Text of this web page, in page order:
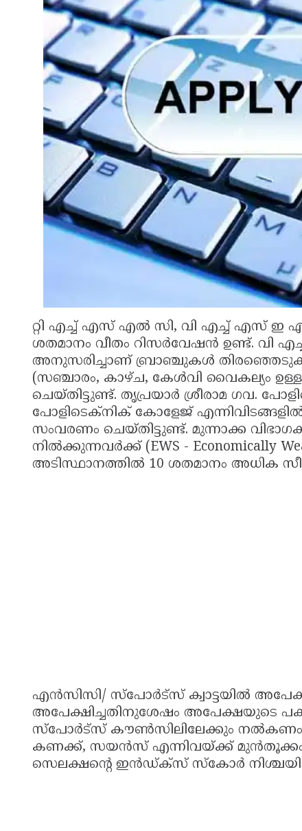
റ്റി എച്ച് എസ് എല്‍ സി, വി എച്ച് എസ് ഇ
ശതമാനം വീതം റിസര്‍വേഷന്‍ ഉണ്ട്. വി
അനുസരിച്ചാണ് ബ്രാഞ്ചുകള്‍
(സഞ്ചാരം, കാഴ്ച, കേള്‍വി വൈകല്യം
ചെയ്തിട്ടുണ്ട്. തൃപ്രയാര്‍ ശ്രീരാമ ഗവ.
പോളിടെക്നിക് കോളേജ്
സംവരണം ചെയ്തിട്ടുണ്ട്. മുന്നാക്ക
നില്‍ക്കുന്നവര്‍ക്ക് (EWS - Economically
അടിസ്ഥാനത്തില്‍ 10 ശതമാനം അധിക
എന്‍സിസി/ സ്പോര്‍ട്സ് ക്വാട്ടയില്‍
അപേക്ഷിച്ചതിനുശേഷം അപേക്ഷയുടെ
സ്പോര്‍ട്സ് കൗണ്‍സിലിലേക്കും നല്‍കണം.
കണക്ക്, സയന്‍സ് എന്നിവയ്ക്ക് മുന്‍തൂക്കം
സെലക്ഷന്റെ ഇന്‍ഡ്ക്സ് സ്‌കോര്‍